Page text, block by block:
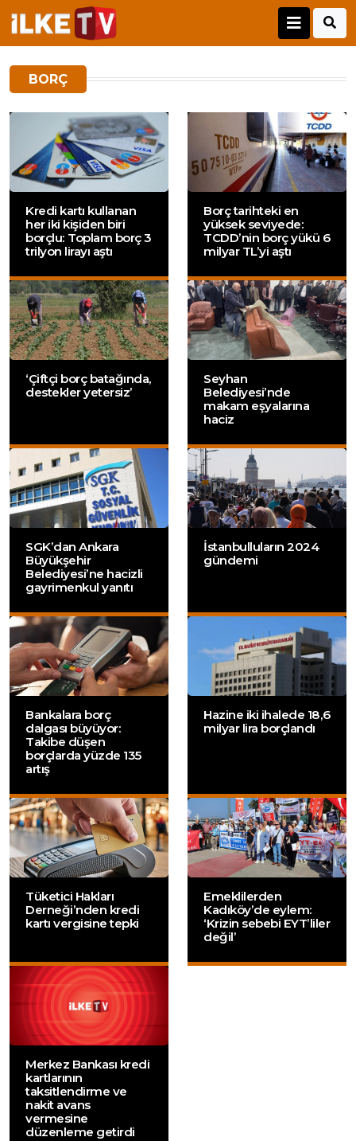
BORÇ
Kredi kartı kullanan
her iki kişiden biri
borçlu: Toplam borç 3
trilyon lirayı aştı
Borç tarihteki en
yüksek seviyede:
TCDD’nin borç yükü 6
milyar TL’yi aştı
‘Çiftçi borç batağında,
destekler yetersiz’
Seyhan
Belediyesi’nde
makam eşyalarına
haciz
SGK’dan Ankara
Büyükşehir
Belediyesi’ne hacizli
gayrimenkul yanıtı
İstanbulluların 2024
gündemi
Bankalara borç
dalgası büyüyor:
Takibe düşen
borçlarda yüzde 135
artış
Hazine iki ihalede 18,6
milyar lira borçlandı
Tüketici Hakları
Derneği’nden kredi
kartı vergisine tepki
Emeklilerden
Kadıköy’de eylem:
‘Krizin sebebi EYT’liler
değil’
Merkez Bankası kredi
kartlarının
taksitlendirme ve
nakit avans
vermesine
düzenleme getirdi